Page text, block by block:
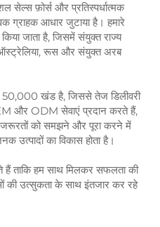
सेल्स फ़ोर्स और प्रतिस्पर्धात्मक
ग्राहक आधार जुटाया है। हमारे
जाता है, जिसमें संयुक्त राज्य
ऑस्ट्रेलिया, रूस और संयुक्त अरब
50,000 खंड है, जिससे तेज डिलीवरी
और ODM सेवाएं प्रदान करते हैं,
जरूरतों को समझने और पूरा करने में
उत्पादों का विकास होता है।
हैं ताकि हम साथ मिलकर सफलता की
की उत्सुकता के साथ इंतजार कर रहे